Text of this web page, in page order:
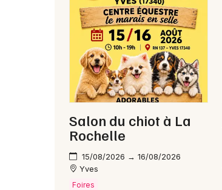
Salon du chiot à La
Rochelle
15/08/2026 → 16/08/2026
Yves
Foires